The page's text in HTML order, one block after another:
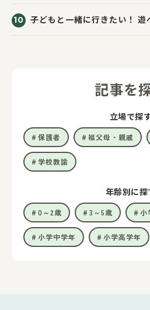
子どもと一緒に行きたい！ 遊
記事を
立場で探
保護者 祖父母・親戚
学校教諭
年齢別に探
0～2歳 3～5歳 小
小学中学年 小学高学年